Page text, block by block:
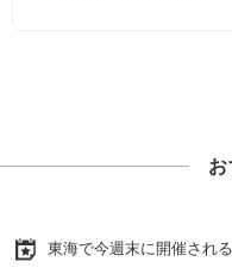
お
東海で今週末に開催され